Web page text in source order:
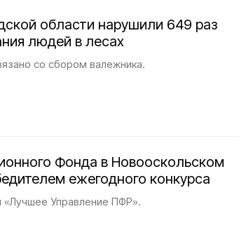
области нарушили 649 раз
людей в лесах
со сбором валежника.
Фонда в Новооскольском
ежегодного конкурса
«Лучшее Управление ПФР».